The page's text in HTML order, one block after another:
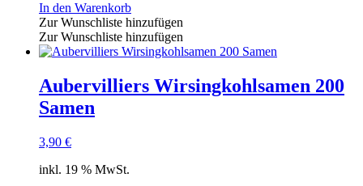
In den Warenkorb
Zur Wunschliste hinzufügen
Zur Wunschliste hinzufügen
Aubervilliers Wirsingkohlsamen 200
Samen
3,90 €
inkl. 19 % MwSt.